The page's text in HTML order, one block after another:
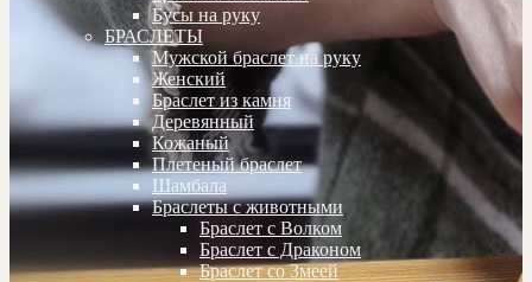
Бусы на руку
БРАСЛЕТЫ
Мужской браслет на руку
Женский
Браслет из камня
Деревянный
Кожаный
Плетеный браслет
Шамбала
Браслеты с животными
Браслет с Волком
Браслет с Драконом
Браслет со Змеей